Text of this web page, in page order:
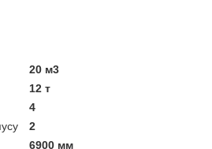
20 м3
12 т
4
2
6900 мм